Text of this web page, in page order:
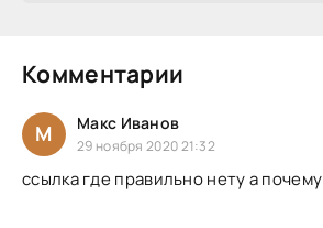
Комментарии
М Макс Иванов
29 ноября 2020 21:32
ссылка где правильно нету а почему